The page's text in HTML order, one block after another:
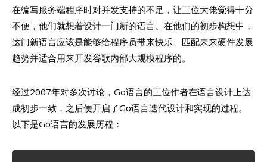
在编写服务端程序时对并发支持的不足，让三位大佬觉得十分
不便，他们就想着设计一门新的语言。在他们的初步构想中，
这门新语言应该是能够给程序员带来快乐、匹配未来硬件发展
趋势并适合用来开发谷歌内部大规模程序的。
经过2007年对多次讨论，Go语言的三位作者在语言设计上达
成初步一致，之后便开启了Go语言迭代设计和实现的过程。
以下是Go语言的发展历程：